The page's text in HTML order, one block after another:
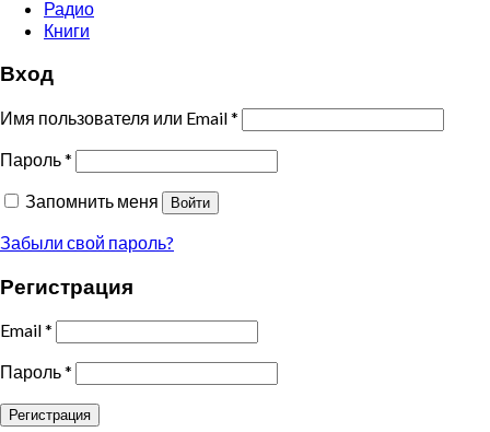
Радио
Книги
Вход
Имя пользователя или Email*
Пароль*
Запомнить меня
Войти
Забыли свой пароль?
Регистрация
Email*
Пароль*
Регистрация